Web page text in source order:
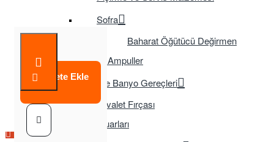
Sofra
Baharat Öğütücü Değirmen
Tasarruflu Ampuller
Temizlik ve Banyo Gereçleri
Tuvalet Fırçası
TV Aksesuarları
Sepete Ekle
Çok Satılan Ürün
Çok Satılan Ürün
Çok Satılan Ürün
Çok Satılan Ürün
Çok Satılan Ürün